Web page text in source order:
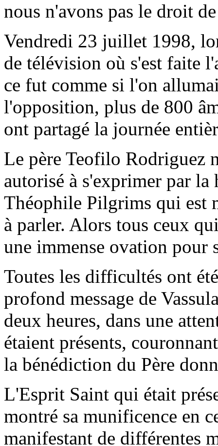
nous n'avons pas le droit
Vendredi 23 juillet 1998,
de télévision où s'est faite
ce fut comme si l'on
l'opposition, plus de 800
ont partagé la journée
Le père Teofilo Rodriguez
autorisé à s'exprimer par
Théophile Pilgrims qui est
à parler. Alors tous ceux
une immense ovation pour
Toutes les difficultés ont
profond message de
deux heures, dans une
étaient présents,
la bénédiction du Père
L'Esprit Saint qui était
montré sa munificence en
manifestant de différentes